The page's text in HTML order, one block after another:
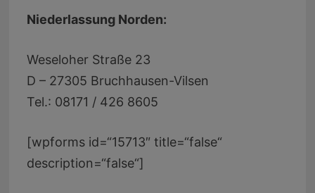
Niederlassung Norden:
Weseloher Straße 23
D – 27305 Bruchhausen-Vilsen
Tel.: 08171 / 426 8605
[wpforms id=“15713″ title=“false“
description=“false“]